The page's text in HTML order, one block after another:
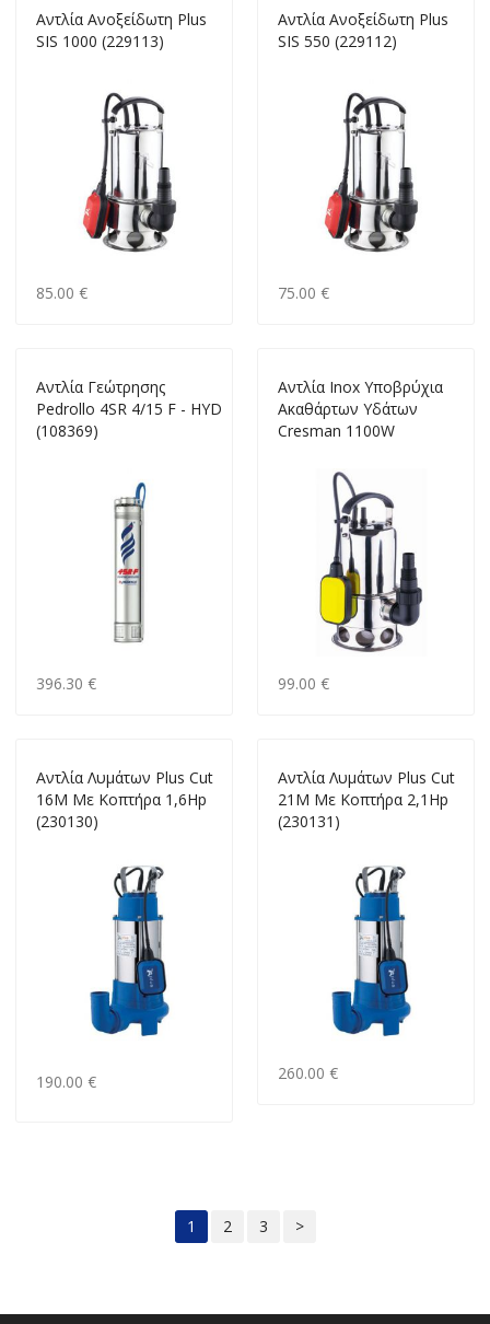
Αντλία Ανοξείδωτη Plus
SIS 1000 (229113)
85.00 €
Αντλία Ανοξείδωτη Plus
SIS 550 (229112)
75.00 €
Αντλία Γεώτρησης
Pedrollo 4SR 4/15 F - HYD
(108369)
396.30 €
Αντλία Ιnox Yποβρύχια
Aκαθάρτων Yδάτων
Cresman 1100W
99.00 €
Αντλία Λυμάτων Plus Cut
16M Mε Κοπτήρα 1,6Ηp
(230130)
190.00 €
Αντλία Λυμάτων Plus Cut
21M Mε Κοπτήρα 2,1Ηp
(230131)
260.00 €
1 2 3 >